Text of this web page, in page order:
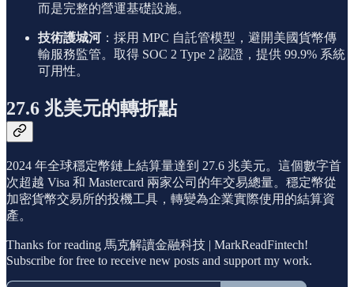
而是完整的營運基礎設施。
技術護城河：採用 MPC 自託管模型，避開美國貨幣傳
輸服務監管。取得 SOC 2 Type 2 認證，提供 99.9% 系統
可用性。
27.6 兆美元的轉折點
2024 年全球穩定幣鏈上結算量達到 27.6 兆美元。這個數字首
次超越 Visa 和 Mastercard 兩家公司的年交易總量。穩定幣從
加密貨幣交易所的投機工具，轉變為企業實際使用的結算資
產。
Thanks for reading 馬克解讀金融科技 | MarkReadFintech!
Subscribe for free to receive new posts and support my work.